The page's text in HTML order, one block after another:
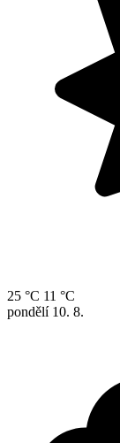
25 °C 11 °C
pondělí 10. 8.